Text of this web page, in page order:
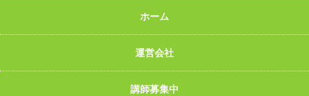
ホーム
運営会社
講師募集中